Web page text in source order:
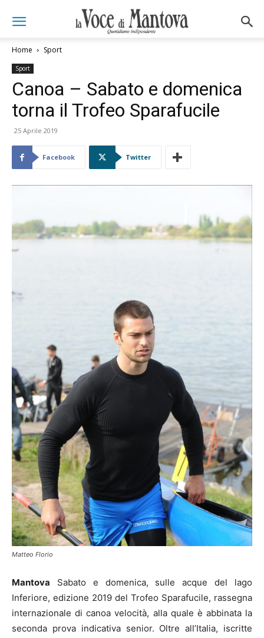
Home Sport
Sport
Canoa – Sabato e domenica
torna il Trofeo Sparafucile
25 Aprile 2019
Facebook Twitter
Matteo Florio
Mantova Sabato e domenica, sulle acque del lago
Inferiore, edizione 2019 del Trofeo Sparafucile, rassegna
internazionale di canoa velocità, alla quale è abbinata la
seconda prova indicativa senior. Oltre all’Italia, iscritte